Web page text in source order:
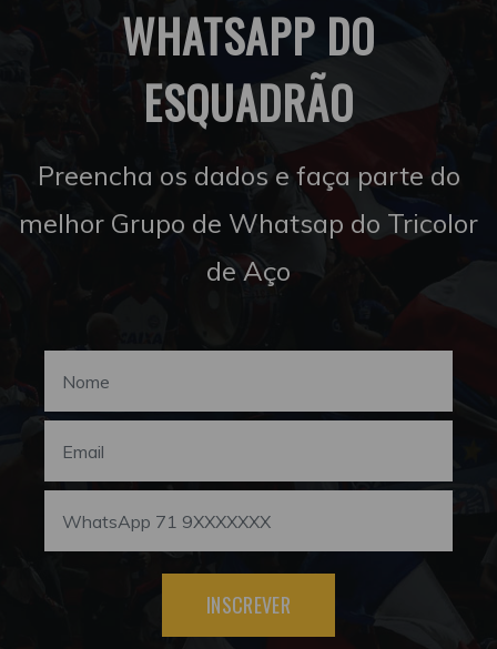
WHATSAPP DO
ESQUADRÃO
Preencha os dados e faça parte do
melhor Grupo de Whatsap do Tricolor
de Aço
INSCREVER